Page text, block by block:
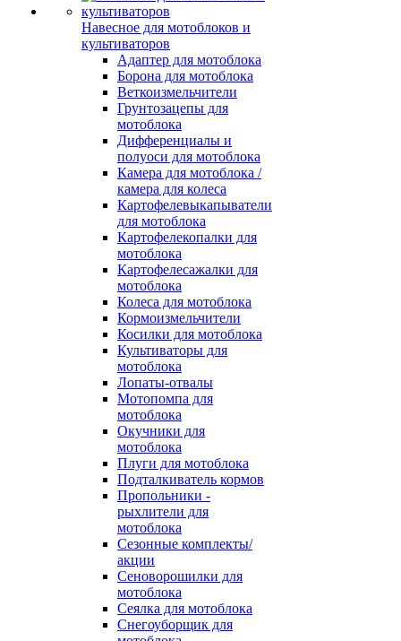
Навесное для мотоблоков и
культиваторов
Адаптер для мотоблока
Борона для мотоблока
Веткоизмельчители
Грунтозацепы для
мотоблока
Дифференциалы и
полуоси для мотоблока
Камера для мотоблока /
камера для колеса
Картофелевыкапыватели
для мотоблока
Картофелекопалки для
мотоблока
Картофелесажалки для
мотоблока
Колеса для мотоблока
Кормоизмельчители
Косилки для мотоблока
Культиваторы для
мотоблока
Лопаты-отвалы
Мотопомпа для
мотоблока
Окучники для
мотоблока
Плуги для мотоблока
Подталкиватель кормов
Пропольники -
рыхлители для
мотоблока
Сезонные комплекты/
акции
Сеноворошилки для
мотоблока
Сеялка для мотоблока
Снегоуборщик для